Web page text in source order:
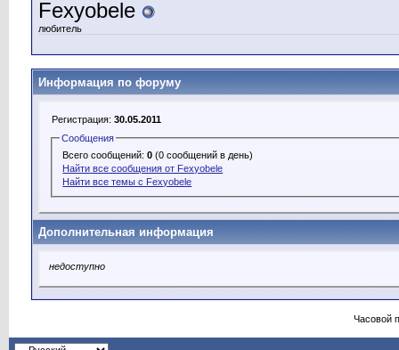
Fexyobele
любитель
Информация по форуму
Регистрация: 30.05.2011
Сообщения
Всего сообщений:0 (0 сообщений в день)
Найти все сообщения от Fexyobele
Найти все темы с Fexyobele
Дополнительная информация
недоступно
Часовой